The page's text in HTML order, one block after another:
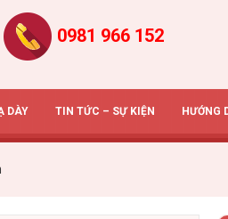
0981 966 152
DÀY TIN TỨC – SỰ KIỆN HƯỚNG